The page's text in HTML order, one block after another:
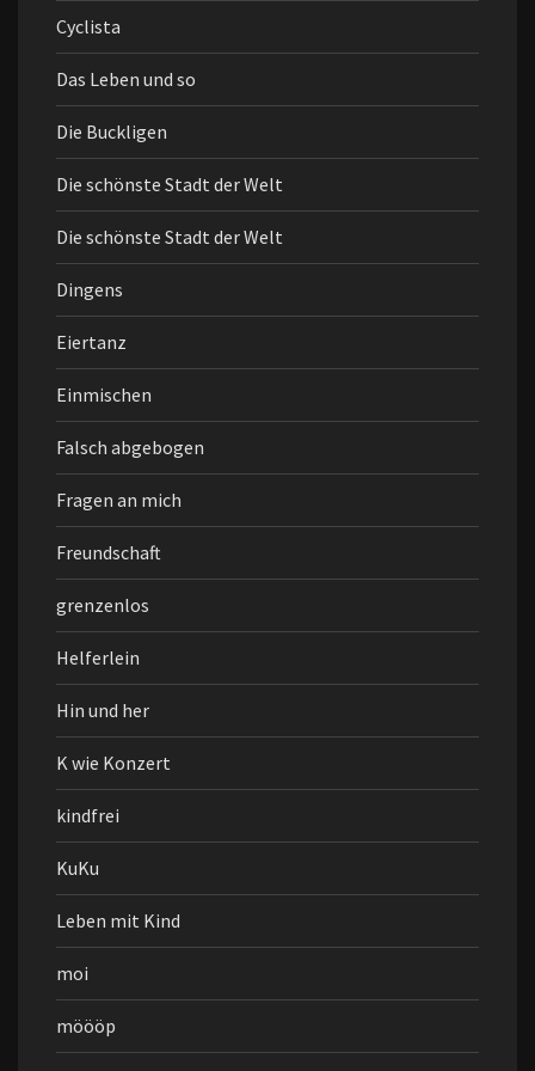
Cyclista
Das Leben und so
Die Buckligen
Die schönste Stadt der Welt
Die schönste Stadt der Welt
Dingens
Eiertanz
Einmischen
Falsch abgebogen
Fragen an mich
Freundschaft
grenzenlos
Helferlein
Hin und her
K wie Konzert
kindfrei
KuKu
Leben mit Kind
moi
möööp